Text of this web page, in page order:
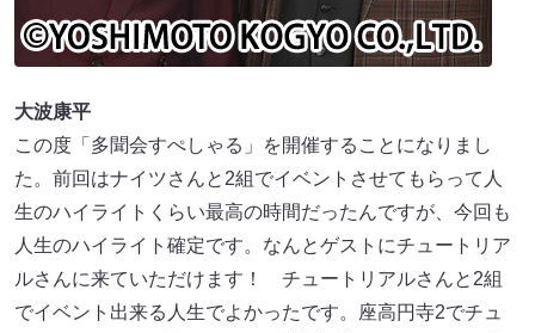
大波康平
この度「多聞会すぺしゃる」を開催することになりまし
た。前回はナイツさんと2組でイベントさせてもらって人
生のハイライトくらい最高の時間だったんですが、今回も
人生のハイライト確定です。なんとゲストにチュートリア
ルさんに来ていただけます！ チュートリアルさんと2組
でイベント出来る人生でよかったです。座高円寺2でチュ